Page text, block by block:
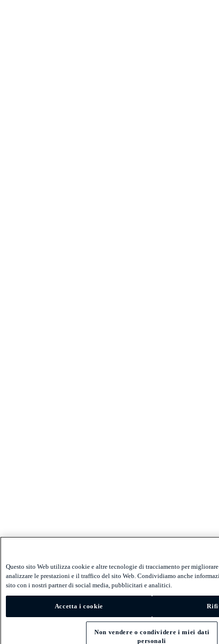
Questo sito Web utilizza cookie e altre tecnologie di tracciamento per migliorare
analizzare le prestazioni e il traffico del sito Web. Condividiamo anche
sito con i nostri partner di social media, pubblicitari e analitici.
Accetta i cookie
Non vendere o condividere i miei dati
personali